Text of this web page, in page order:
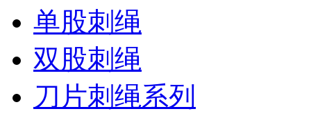
单股刺绳
双股刺绳
刀片刺绳系列